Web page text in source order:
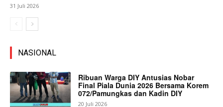
31 Juli 2026
NASIONAL
Ribuan Warga DIY Antusias Nobar
Final Piala Dunia 2026 Bersama Korem
072/Pamungkas dan Kadin DIY
20 Juli 2026